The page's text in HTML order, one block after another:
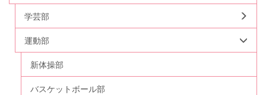
学芸部
運動部
新体操部
バスケットボール部